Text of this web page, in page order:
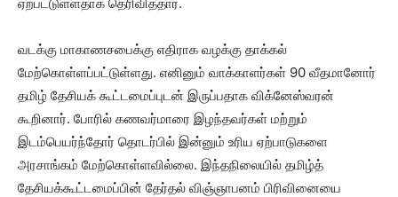
வடக்கு மாகாணசபைக்கு எதிராக வழக்கு தாக்கல்
மேற்கொள்ளப்பட்டுள்ளது. எனினும் வாக்காளர்கள் 90 வீதமானோர்
தமிழ் தேசியக் கூட்டமைப்புடன் இருப்பதாக விக்னேஸ்வரன்
கூறினார். போரில் கணவர்மாரை இழந்தவர்கள் மற்றும்
இடம்பெயர்ந்தோர் தொடர்பில் இன்னும் உரிய ஏற்பாடுகளை
அரசாங்கம் மேற்கொள்ளவில்லை. இந்தநிலையில் தமிழ்த்
தேசியக்கூட்டமைப்பின் தேர்தல் விஞ்ஞாபனம் பிரிவினையை